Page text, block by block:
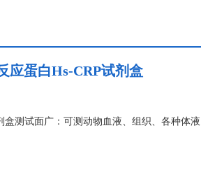
应蛋白Hs-CRP试剂盒
盒测试面广：可测动物血液、组织、各种